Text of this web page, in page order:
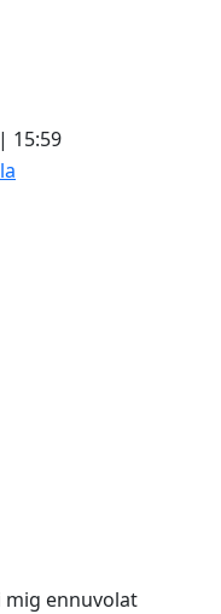
15:59